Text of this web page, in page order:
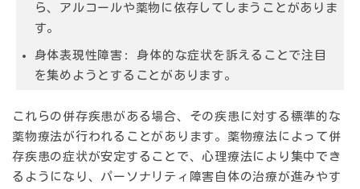
ら、アルコールや薬物に依存してしまうことがありま
す。
身体表現性障害 : 身体的な症状を訴えることで注目
を集めようとすることがあります。
これらの併存疾患がある場合、その疾患に対する標準的な
薬物療法が行われることがあります。薬物療法によって併
存疾患の症状が安定することで、心理療法により集中でき
るようになり、パーソナリティ障害自体の治療が進みやす